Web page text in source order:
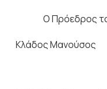
Ο Πρόεδρος
Κλάδος Μανούσος